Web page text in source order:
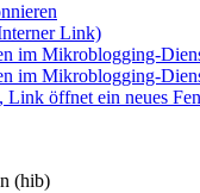
Link)
im Mikroblogging-
im Mikroblogging-
öffnet ein neues
(hib)